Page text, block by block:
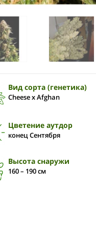
Вид сорта (генетика)
Cheese x Afghan
Цветение аутдор
конец Сентября
Высота снаружи
160 – 190 cм